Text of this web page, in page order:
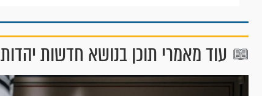
עוד מאמרי תוכן בנושא חדשות יהדות